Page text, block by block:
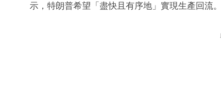
示，特朗普希望「盡快且有序地」實現生產回流。